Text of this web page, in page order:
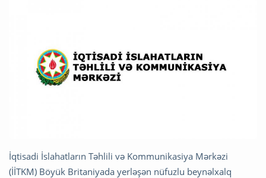
İqtisadi İslahatların Təhlili və Kommunikasiya Mərkəzi
(İİTKM) Böyük Britaniyada yerləşən nüfuzlu beynəlxalq